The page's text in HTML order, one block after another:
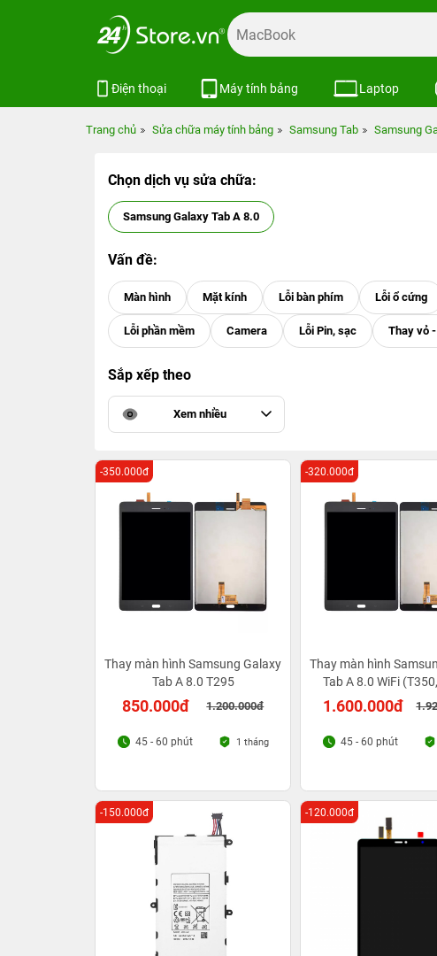
Điện thoại Máy tính bảng Laptop
Trang chủ Sửa chữa máy tính bảng Samsung Tab Samsung
Chọn dịch vụ sửa chữa:
Samsung Galaxy Tab A 8.0
Vấn đề:
Sắp xếp theo
Xem nhiều
Thay màn hình Samsung Galaxy
Tab A 8.0 T295
850.000đ 1.200.000đ
-350.000đ
45 - 60 phút 1 tháng
Thay màn hình
Tab A 8.0 WiFi
1.600.000đ
-320.000đ
45 - 60 phút
-150.000đ -120.000đ